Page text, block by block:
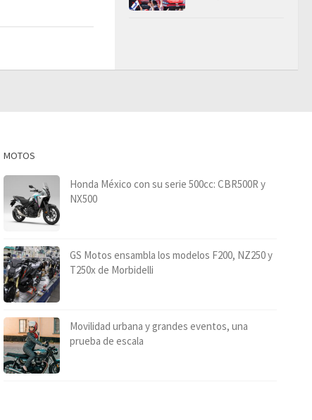
MOTOS
Honda México con su serie 500cc: CBR500R y
NX500
GS Motos ensambla los modelos F200, NZ250 y
T250x de Morbidelli
Movilidad urbana y grandes eventos, una
prueba de escala